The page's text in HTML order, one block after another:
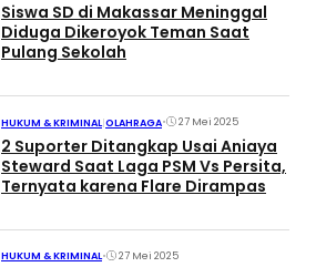
Siswa SD di Makassar Meninggal
Diduga Dikeroyok Teman Saat
Pulang Sekolah
HUKUM & KRIMINAL|OLAHRAGA• 27 Mei 2025
2 Suporter Ditangkap Usai Aniaya
Steward Saat Laga PSM Vs Persita,
Ternyata karena Flare Dirampas
HUKUM & KRIMINAL• 27 Mei 2025